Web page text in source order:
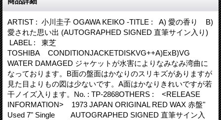
ARTIST : 小川圭子 OGAWA KEIKO -TITLE : A) 愛の香り B)
愛された思い出 (AUTOGRAPHED SIGNED 直筆サイン入り)
LABEL : 東芝
TOSHIBA CONDITIONJACKETDISKVG++A)ExB)VG
WATER DAMAGED ジャケットが水害によりなみなみ湾曲に
なっております。B面の盤面はかなりのスリキズがありますが
見た目よりもの図は少ないです。A面はかなりきれいですが若
干ノイズ入ります。No. : TP-2868OTHERS : <RELEASE
INFORMATION> 1973 JAPAN ORIGINAL RED WAX 赤盤"
Used 7" Single AUTOGRAPHED SIGNED 直筆サイン入